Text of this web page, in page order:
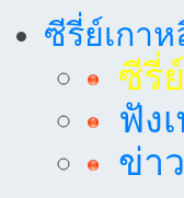
ซีรี่ย์เกา
ซีรี่
ฟัง
ข่า